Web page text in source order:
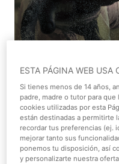
Vuelve la temporada
Parque de Atracciones
al 1 de noviembre, el
Madrid ha preparado una
pondrán escapar. ¿Te
Uno de los platos
ESTA PÁGINA WEB USA
Si tienes menos de 14 años,
padre, madre o tutor para
cookies utilizadas por esta
están destinadas a permitirte
recordar tus preferencias (ej.
mejorar tanto sus
ponemos tu disposición, así
y personalizarte nuestra